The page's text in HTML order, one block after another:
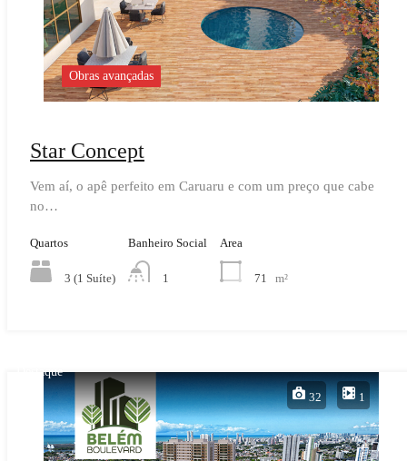
Obras avançadas
Star Concept
Vem aí, o apê perfeito em Caruaru e com um preço que cabe
no…
Quartos
3 (1 Suíte)
Banheiro Social
1
Area
71 m²
Destaque
32
1